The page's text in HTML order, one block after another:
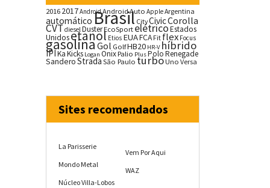
20162017AndroidAndroid Auto AppleArgentina
automáticoBrasil CityCivicCorolla
CVTdieselDusterEcoSportelétricoEstados
Unidosetanol Etios EUAFCA Fit flex Focus
gasolina Gol GolfHB20 HR-V híbrido
IPIKaKicks Logan OnixPalio PlusPoloRenegade
SanderoStrada São Paulo turboUno Versa
Sites recomendados
La Parisserie
Mondo Metal
Núcleo Villa-Lobos
Vem Por Aqui
WAZ